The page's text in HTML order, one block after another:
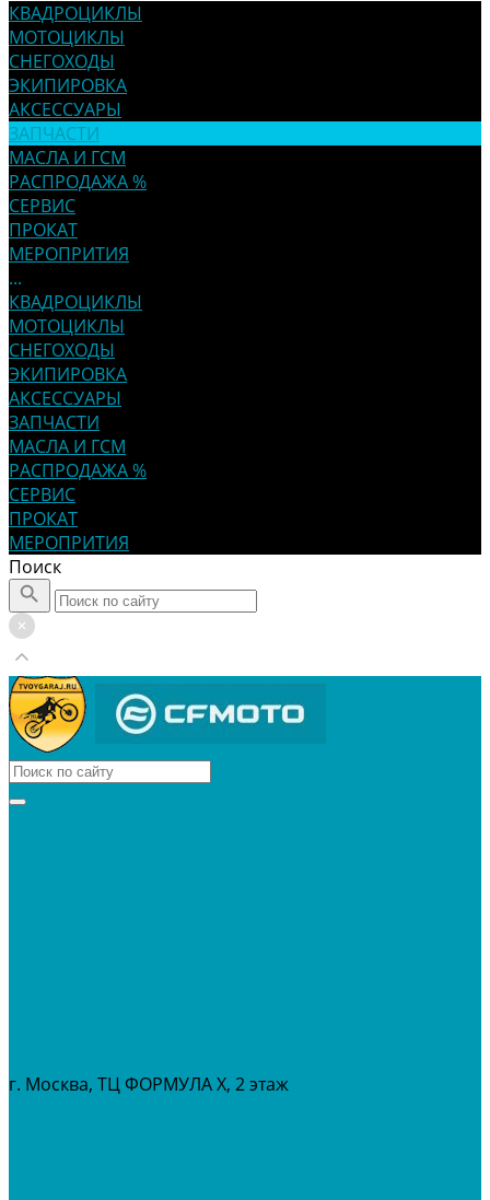
КВАДРОЦИКЛЫ
МОТОЦИКЛЫ
СНЕГОХОДЫ
ЭКИПИРОВКА
АКСЕССУАРЫ
ЗАПЧАСТИ
МАСЛА И ГСМ
РАСПРОДАЖА %
СЕРВИС
ПРОКАТ
МЕРОПРИТИЯ
...
КВАДРОЦИКЛЫ
МОТОЦИКЛЫ
СНЕГОХОДЫ
ЭКИПИРОВКА
АКСЕССУАРЫ
ЗАПЧАСТИ
МАСЛА И ГСМ
РАСПРОДАЖА %
СЕРВИС
ПРОКАТ
МЕРОПРИТИЯ
Поиск
г. Москва, ТЦ ФОРМУЛА Х, 2 этаж